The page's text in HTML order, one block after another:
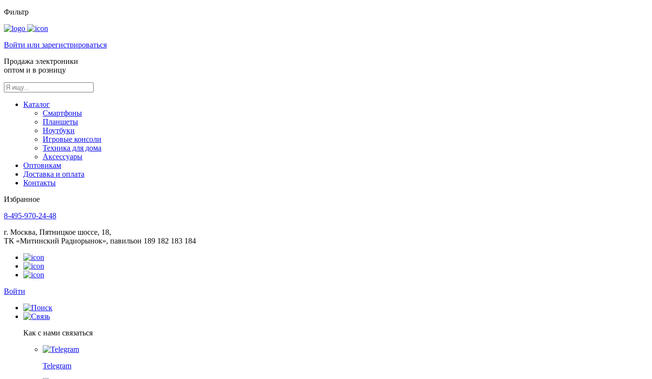
Фильтр
Войти или зарегистрироваться
Продажа электроники
оптом и в розницу
Каталог
Смартфоны
Планшеты
Ноутбуки
Игровые консоли
Техника для дома
Аксессуары
Оптовикам
Доставка и оплата
Контакты
Избранное
8-495-970-24-48
г. Москва, Пятницкое шоссе, 18,
ТК «Митинский Радиорынок», павильон 189 182 183 184
Войти
Как с нами связаться
Telegram